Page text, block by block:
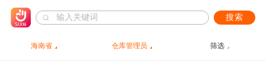
搜索
海南省 仓库管理员 筛选